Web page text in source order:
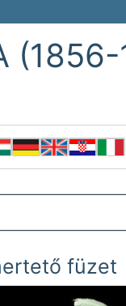
(1856-
füzet